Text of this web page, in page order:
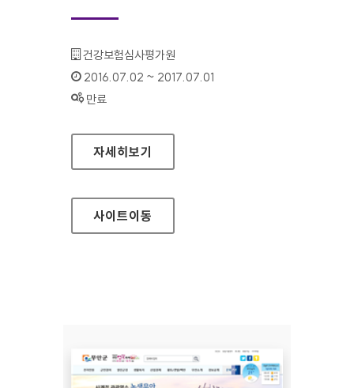
기관명 :
건강보험심사평가원
인증기간 :
2016.07.02 ~ 2017.07.01
상태 :
만료
의약품관리종합정보센터 대표 홈페이지
자세히보기
사이트이동